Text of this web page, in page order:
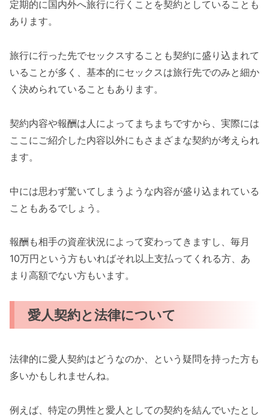
定期的に国内外へ旅行に行くことを契約としていることも
あります。
旅行に行った先でセックスすることも契約に盛り込まれて
いることが多く、基本的にセックスは旅行先でのみと細か
く決められていることもあります。
契約内容や報酬は人によってまちまちですから、実際には
ここにご紹介した内容以外にもさまざまな契約が考えられ
ます。
中には思わず驚いてしまうような内容が盛り込まれている
こともあるでしょう。
報酬も相手の資産状況によって変わってきますし、毎月
10万円という方もいればそれ以上支払ってくれる方、あ
まり高額でない方もいます。
愛人契約と法律について
法律的に愛人契約はどうなのか、という疑問を持った方も
多いかもしれませんね。
例えば、特定の男性と愛人としての契約を結んでいたとし